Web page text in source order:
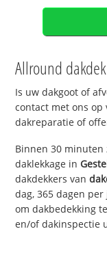
Allround
Is uw dakgoot of
contact met ons op
dakreparatie of
Binnen 30
daklekkage in
dakdekkers van
dag, 365 dagen
om dakbedekking
en/of dakinspectie